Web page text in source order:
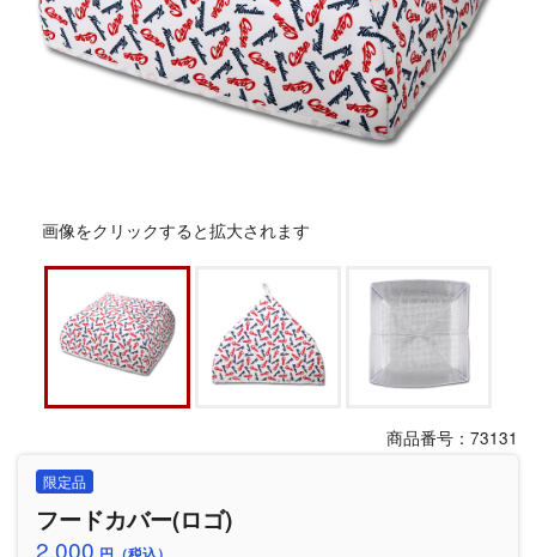
画像をクリックすると拡大されます
商品番号：73131
限定品
フードカバー(ロゴ)
2,000